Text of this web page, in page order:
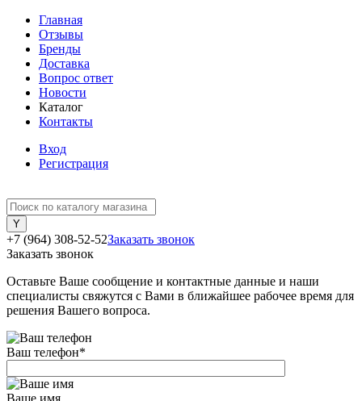
Главная
Отзывы
Бренды
Доставка
Вопрос ответ
Новости
Каталог
Контакты
Вход
Регистрация
+7 (964) 308-52-52Заказать звонок
Заказать звонок
Оставьте Ваше сообщение и контактные данные и наши
специалисты свяжутся с Вами в ближайшее рабочее время для
решения Вашего вопроса.
Ваш телефон*
Ваше имя